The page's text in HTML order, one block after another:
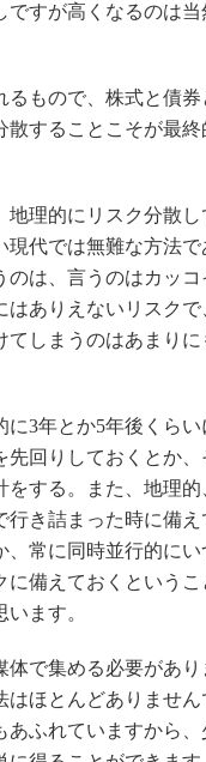
ですが高くなるのは当
もので、株式と債券
することこそが最終
理的にリスク分散し
現代では無難な方法で
は、言うのはカッコ
ありえないリスクで
しまうのはあまりに
3年とか5年後くらい
先回りしておくとか、
をする。また、地理的
行き詰まった時に備え
常に同時並行的にい
に備えておくというこ
ます。
で集める必要があり
ほとんどありません
ふれていますから、